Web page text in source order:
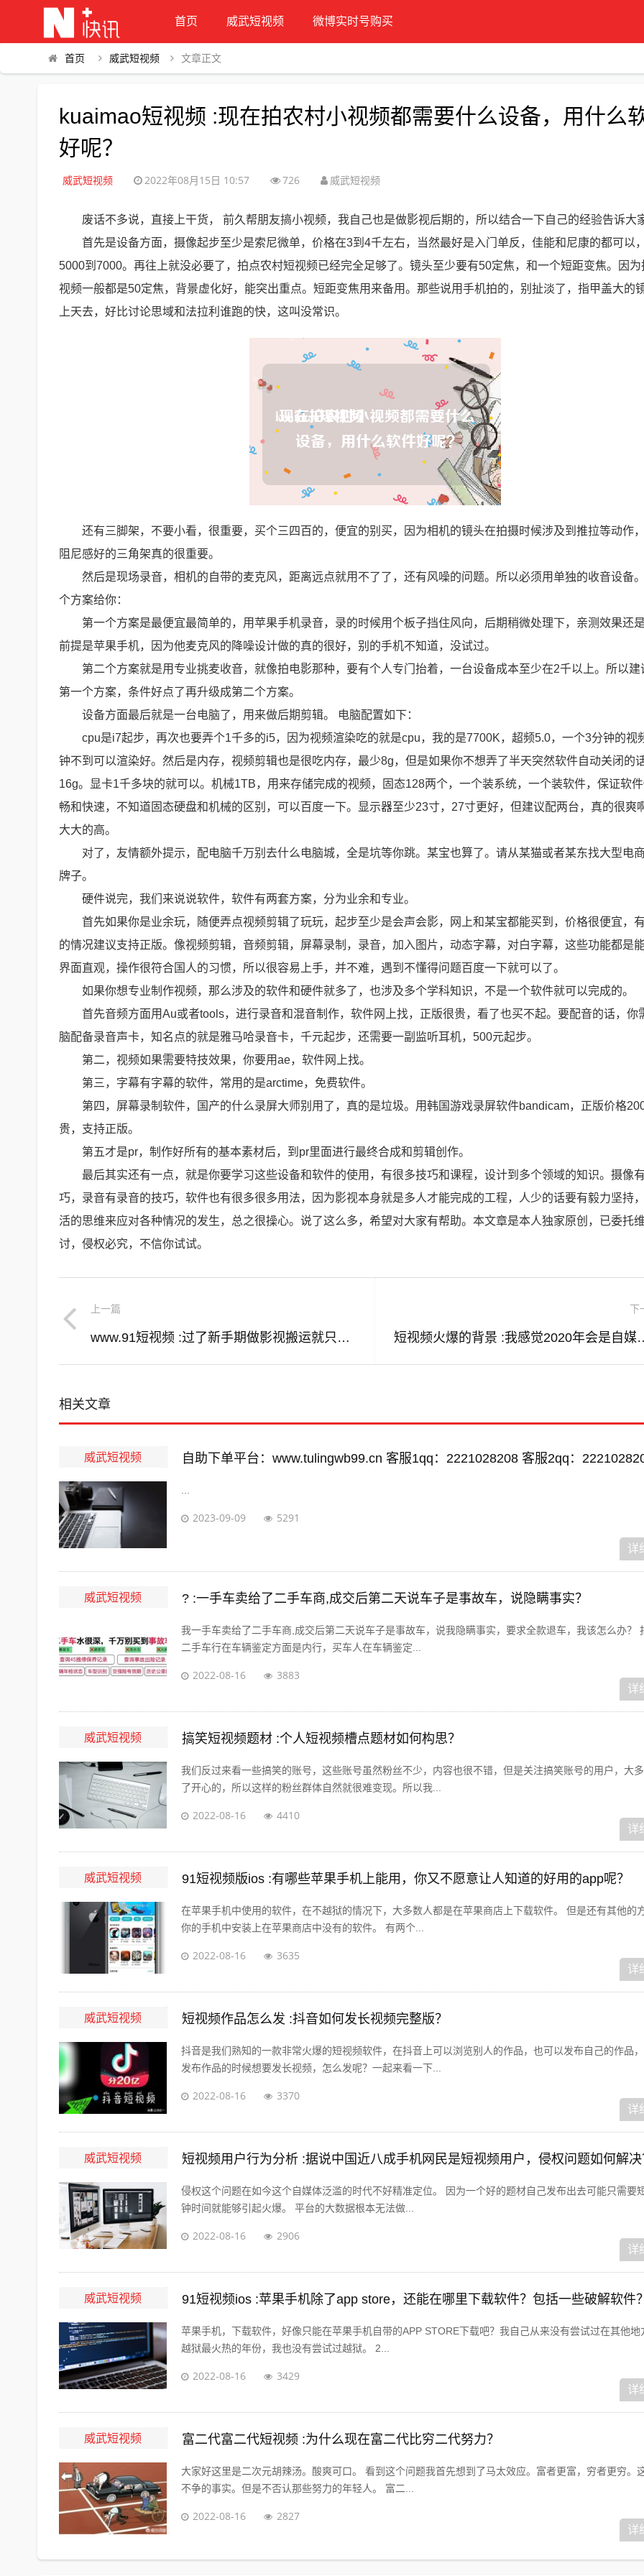
首页 威武短视频 微博实时号购买
首页 威武短视频 文章正文
kuaimao短视频 :现在拍农村小视频都需要什么设备，用什么
好呢？
威武短视频 2022年08月15日 10:57 726 威武短视频
废话不多说，直接上干货， 前久帮朋友搞小视频，我自己也是做影视后期的，所以结合一下自己的经验告诉大
首先是设备方面，摄像起步至少是索尼微单，价格在3到4千左右，当然最好是入门单反，佳能和尼康的都可以
5000到7000。再往上就没必要了，拍点农村短视频已经完全足够了。镜头至少要有50定焦，和一个短距变焦。因为
视频一般都是50定焦，背景虚化好，能突出重点。短距变焦用来备用。那些说用手机拍的，别扯淡了，指甲盖大的
上天去，好比讨论思域和法拉利谁跑的快，这叫没常识。
还有三脚架，不要小看，很重要，买个三四百的，便宜的别买，因为相机的镜头在拍摄时候涉及到推拉等动作
阻尼感好的三角架真的很重要。
然后是现场录音，相机的自带的麦克风，距离远点就用不了了，还有风噪的问题。所以必须用单独的收音设备
个方案给你：
第一个方案是最便宜最简单的，用苹果手机录音，录的时候用个板子挡住风向，后期稍微处理下，亲测效果还是
前提是苹果手机，因为他麦克风的降噪设计做的真的很好，别的手机不知道，没试过。
第二个方案就是用专业挑麦收音，就像拍电影那种，要有个人专门抬着，一台设备成本至少在2千以上。所以建
第一个方案，条件好点了再升级成第二个方案。
设备方面最后就是一台电脑了，用来做后期剪辑。 电脑配置如下：
cpu是i7起步，再次也要弄个1千多的i5，因为视频渲染吃的就是cpu，我的是7700K，超频5.0，一个3分钟的视
钟不到可以渲染好。然后是内存，视频剪辑也是很吃内存，最少8g，但是如果你不想弄了半天突然软件自动关闭的
16g。显卡1千多块的就可以。机械1TB，用来存储完成的视频，固态128两个，一个装系统，一个装软件，保证软
畅和快速，不知道固态硬盘和机械的区别，可以百度一下。显示器至少23寸，27寸更好，但建议配两台，真的很爽
大大的高。
对了，友情额外提示，配电脑千万别去什么电脑城，全是坑等你跳。某宝也算了。请从某猫或者某东找大型电
牌子。
硬件说完，我们来说说软件，软件有两套方案，分为业余和专业。
首先如果你是业余玩，随便弄点视频剪辑了玩玩，起步至少是会声会影，网上和某宝都能买到，价格很便宜，
的情况建议支持正版。像视频剪辑，音频剪辑，屏幕录制，录音，加入图片，动态字幕，对白字幕，这些功能都是能
界面直观，操作很符合国人的习惯，所以很容易上手，并不难，遇到不懂得问题百度一下就可以了。
如果你想专业制作视频，那么涉及的软件和硬件就多了，也涉及多个学科知识，不是一个软件就可以完成的。
首先音频方面用Au或者tools，进行录音和混音制作，软件网上找，正版很贵，看了也买不起。要配音的话，你
脑配备录音声卡，知名点的就是雅马哈录音卡，千元起步，还需要一副监听耳机，500元起步。
第二，视频如果需要特技效果，你要用ae，软件网上找。
第三，字幕有字幕的软件，常用的是arctime，免费软件。
第四，屏幕录制软件，国产的什么录屏大师别用了，真的是垃圾。用韩国游戏录屏软件bandicam，正版价格
贵，支持正版。
第五才是pr，制作好所有的基本素材后，到pr里面进行最终合成和剪辑创作。
最后其实还有一点，就是你要学习这些设备和软件的使用，有很多技巧和课程，设计到多个领域的知识。摄像
巧，录音有录音的技巧，软件也有很多很多用法，因为影视本身就是多人才能完成的工程，人少的话要有毅力坚持
活的思维来应对各种情况的发生，总之很操心。说了这么多，希望对大家有帮助。本文章是本人独家原创，已委托
讨，侵权必究，不信你试试。
上一篇
www.91短视频 :过了新手期做影视搬运就只有死路一条吗？
下
短视频火爆的背景 :我感觉
相关文章
威武短视频 自助下单平台：www.tulingwb99.cn 客服1qq：2221028208 客服2qq：
2023-09-09 5291
详
威武短视频 ? :一手车卖给了二手车商,成交后第二天说车子是事故车，说隐瞒事实？
我一手车卖给了二手车商,成交后第二天说车子是事故车，说我隐瞒事实，要求全款退车，我该怎么办？
二手车行在车辆鉴定方面是内行，买车人在车辆鉴定...
2022-08-16 3883
详
威武短视频 搞笑短视频题材 :个人短视频槽点题材如何构思？
我们反过来看一些搞笑的账号，这些账号虽然粉丝不少，内容也很不错，但是关注搞笑账号的用户，大
了开心的，所以这样的粉丝群体自然就很难变现。所以我...
2022-08-16 4410
详
威武短视频 91短视频版ios :有哪些苹果手机上能用，你又不愿意让人知道的好用的app呢？
在苹果手机中使用的软件，在不越狱的情况下，大多数人都是在苹果商店上下载软件。 但是还有其他的
你的手机中安装上在苹果商店中没有的软件。 有两个...
2022-08-16 3635
详
威武短视频 短视频作品怎么发 :抖音如何发长视频完整版？
抖音是我们熟知的一款非常火爆的短视频软件，在抖音上可以浏览别人的作品，也可以发布自己的作品
发布作品的时候想要发长视频，怎么发呢？一起来看一下...
2022-08-16 3370
详
威武短视频 短视频用户行为分析 :据说中国近八成手机网民是短视频用户，侵权问题如何解决
侵权这个问题在如今这个自媒体泛滥的时代不好精准定位。 因为一个好的题材自己发布出去可能只需要
钟时间就能够引起火爆。 平台的大数据根本无法做...
2022-08-16 2906
详
威武短视频 91短视频ios :苹果手机除了app store，还能在哪里下载软件？包括一些破解软件？
苹果手机，下载软件，好像只能在苹果手机自带的APP STORE下载吧？我自己从来没有尝试过在其他地
越狱最火热的年份，我也没有尝试过越狱。 2...
2022-08-16 3429
详
威武短视频 富二代富二代短视频 :为什么现在富二代比穷二代努力？
大家好这里是二次元胡辣汤。酸爽可口。 看到这个问题我首先想到了马太效应。富者更富，穷者更穷。
不争的事实。但是不否认那些努力的年轻人。 富二...
2022-08-16 2827
详